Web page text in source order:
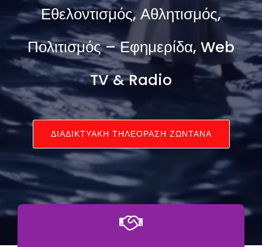
Εθελοντισμός, Αθλητισμός,
Πολιτισμός – Εφημερίδα, Web
TV & Radio
ΔΙΑΔΙΚΤΥΑΚΗ ΤΗΛΕΟΡΑΣΗ ΖΩΝΤΑΝΑ